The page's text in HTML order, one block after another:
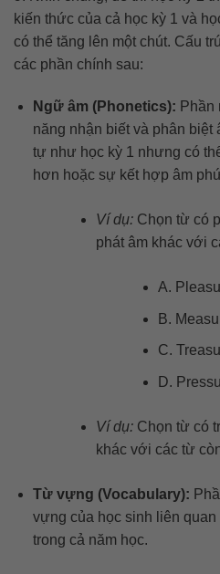
kiến thức của cả học kỳ 1 và
có thể tăng lên một chút. Cấu
các phần chính sau:
Ngữ âm (Phonetics): Phần
năng nhận biết và phân biệt
tự như học kỳ 1 nhưng có
hơn hoặc sự kết hợp âm
Ví dụ:Chọn từ có
phát âm khác với
A.
B.
C.
D.
Ví dụ:Chọn từ có
khác với các từ
Từ vựng (Vocabulary):
vựng của học sinh liên
trong cả năm học.